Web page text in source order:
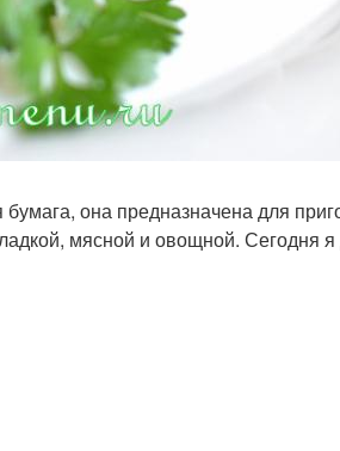
она предназначена для
мясной и овощной. Сегодня я